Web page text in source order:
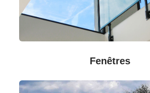
Fenêtres